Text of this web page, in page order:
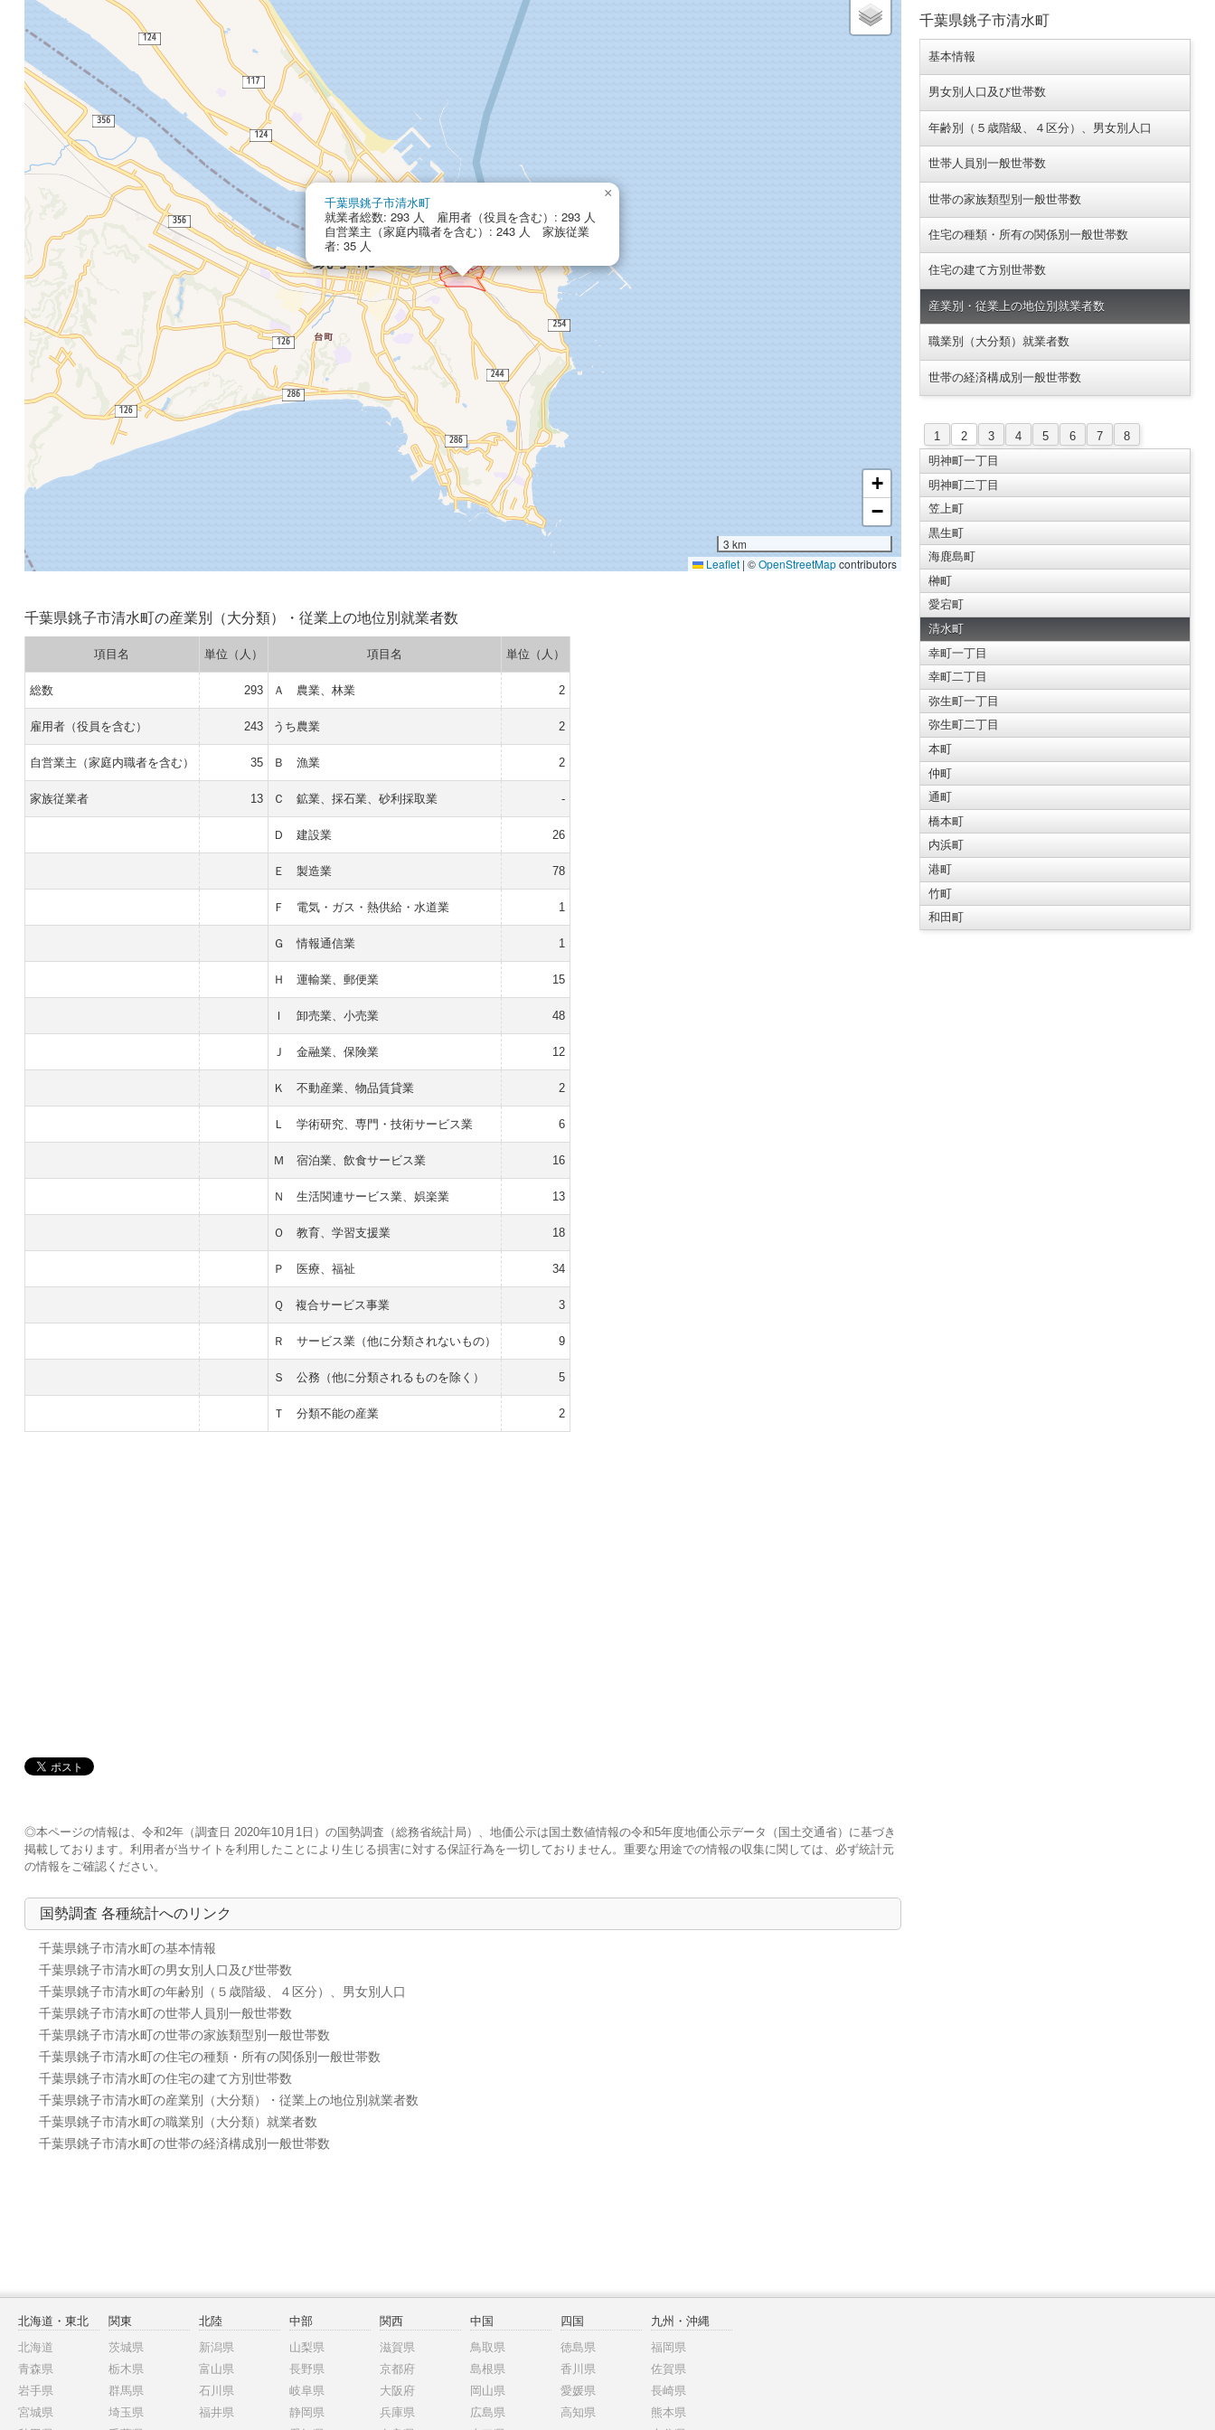
千葉県銚子市清水町
就業者総数: 293 人 雇用者（役員を含む）: 293 人
自営業主（家庭内職者を含む）: 243 人 家族従業
者: 35 人
×
+
−
3 km
Leaflet | ©OpenStreetMapcontributors
千葉県銚子市清水町の産業別（大分類）・従業上の地位別就業者数
項目名 単位（人） 項目名 単位（人）
総数 293 Ａ 農業、林業 2
雇用者（役員を含む） 243 うち農業 2
自営業主（家庭内職者を含む） 35 Ｂ 漁業 2
家族従業者 13 Ｃ 鉱業、採石業、砂利採取業 -
Ｄ 建設業 26
Ｅ 製造業 78
Ｆ 電気・ガス・熱供給・水道業 1
Ｇ 情報通信業 1
Ｈ 運輸業、郵便業 15
Ｉ 卸売業、小売業 48
Ｊ 金融業、保険業 12
Ｋ 不動産業、物品賃貸業 2
Ｌ 学術研究、専門・技術サービス業 6
Ｍ 宿泊業、飲食サービス業 16
Ｎ 生活関連サービス業、娯楽業 13
Ｏ 教育、学習支援業 18
Ｐ 医療、福祉 34
Ｑ 複合サービス事業 3
Ｒ サービス業（他に分類されないもの） 9
Ｓ 公務（他に分類されるものを除く） 5
Ｔ 分類不能の産業 2
◎本ページの情報は、令和2年（調査日 2020年10月1日）の国勢調査（総務省統計局）、地価公示は国土数値情報の令和5年度地価公示データ（国土交通省）に基づき
掲載しております。利用者が当サイトを利用したことにより生じる損害に対する保証行為を一切しておりません。重要な用途での情報の収集に関しては、必ず統計元
の情報をご確認ください。
国勢調査 各種統計へのリンク
千葉県銚子市清水町の基本情報
千葉県銚子市清水町の男女別人口及び世帯数
千葉県銚子市清水町の年齢別（５歳階級、４区分）、男女別人口
千葉県銚子市清水町の世帯人員別一般世帯数
千葉県銚子市清水町の世帯の家族類型別一般世帯数
千葉県銚子市清水町の住宅の種類・所有の関係別一般世帯数
千葉県銚子市清水町の住宅の建て方別世帯数
千葉県銚子市清水町の産業別（大分類）・従業上の地位別就業者数
千葉県銚子市清水町の職業別（大分類）就業者数
千葉県銚子市清水町の世帯の経済構成別一般世帯数
千葉県銚子市清水町
基本情報
男女別人口及び世帯数
年齢別（５歳階級、４区分）、男女別人口
世帯人員別一般世帯数
世帯の家族類型別一般世帯数
住宅の種類・所有の関係別一般世帯数
住宅の建て方別世帯数
産業別・従業上の地位別就業者数
職業別（大分類）就業者数
世帯の経済構成別一般世帯数
1 2 3 4 5 6 7
8
明神町一丁目
明神町二丁目
笠上町
黒生町
海鹿島町
榊町
愛宕町
清水町
幸町一丁目
幸町二丁目
弥生町一丁目
弥生町二丁目
本町
仲町
通町
橋本町
内浜町
港町
竹町
和田町
北海道・東北
北海道
青森県
岩手県
宮城県
関東
茨城県
栃木県
群馬県
埼玉県
北陸
新潟県
富山県
石川県
福井県
中部
山梨県
長野県
岐阜県
静岡県
関西
滋賀県
京都府
大阪府
兵庫県
中国
鳥取県
島根県
岡山県
広島県
四国
徳島県
香川県
愛媛県
高知県
九州・沖縄
福岡県
佐賀県
長崎県
熊本県